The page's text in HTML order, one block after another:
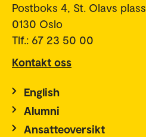
Postboks 4, St. Olavs plass
0130 Oslo
Tlf.: 67 23 50 00
Kontakt oss
English
Alumni
Ansatteoversikt